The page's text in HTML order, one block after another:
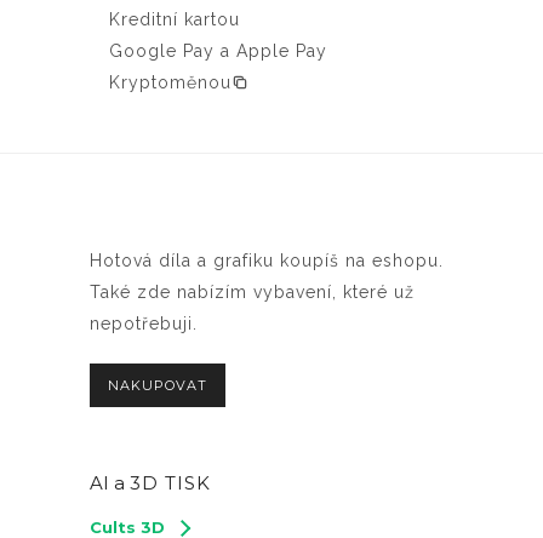
Kreditní kartou
Google Pay a Apple Pay
Kryptoměnou
Hotová díla a grafiku koupíš na eshopu.
Také zde nabízím vybavení, které už
nepotřebuji.
NAKUPOVAT
AI a 3D TISK
Cults 3D